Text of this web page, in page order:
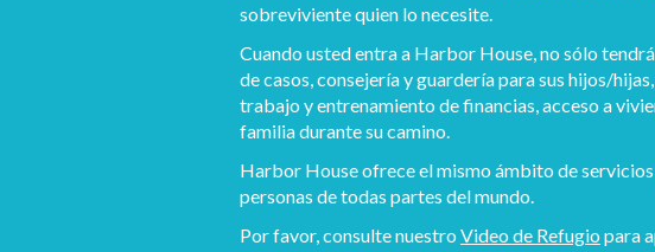
sobreviviente quien lo necesite.
Cuando usted entra a Harbor House, no sólo
de casos, consejería y guardería para sus hijos/
trabajo y entrenamiento de financias, acceso a
familia durante su camino.
Harbor House ofrece el mismo ámbito de
personas de todas partes del mundo.
Por favor, consulte nuestro Video de Refugio para